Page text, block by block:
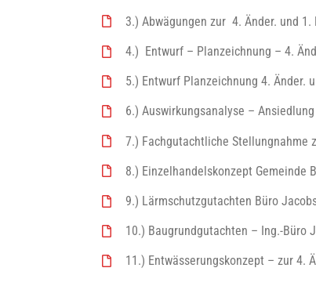
3.) Abwägungen zur 4. Änder. und
4.) Entwurf – Planzeichnung – 4.
5.) Entwurf Planzeichnung 4.
6.) Auswirkungsanalyse –
7.) Fachgutachtliche Stellungnahme
8.) Einzelhandelskonzept Gemeinde
9.) Lärmschutzgutachten Büro
10.) Baugrundgutachten – Ing.-Büro
11.) Entwässerungskonzept – zur 4.